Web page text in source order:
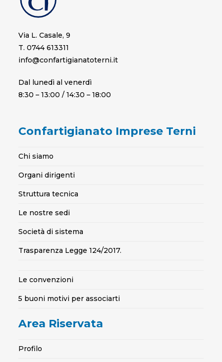
Via L. Casale, 9
T. 0744 613311
info@confartigianatoterni.it
Dal lunedì al venerdì
8:30 – 13:00 / 14:30 – 18:00
Confartigianato Imprese Terni
Chi siamo
Organi dirigenti
Struttura tecnica
Le nostre sedi
Società di sistema
Trasparenza Legge 124/2017.
Le convenzioni
5 buoni motivi per associarti
Area Riservata
Profilo